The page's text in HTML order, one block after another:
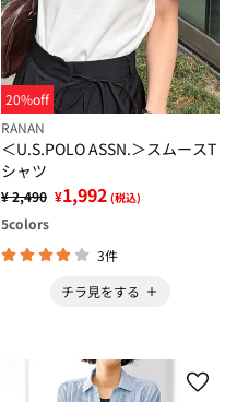
20%off
RANAN
＜U.S.POLO ASSN.＞スムースT
シャツ
¥ 2,490 ¥1,992 (税込)
5colors
3件
チラ見をする